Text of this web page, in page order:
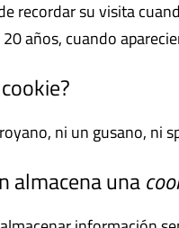
recordar su visita
años, cuando
ni un gusano, ni
almacena una